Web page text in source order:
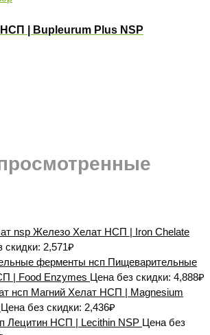
| Bupleurum Plus NSP
Железо Хелат НСП | Iron Chelate
скидки: 2,571₽
Пищеварительные
| Food Enzymes Цена без скидки: 4,888₽
Магний Хелат НСП | Magnesium
Цена без скидки: 2,436₽
Лецитин НСП | Lecithin NSP Цена без